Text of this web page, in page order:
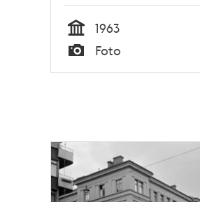
Tid
1963
Typ
Foto